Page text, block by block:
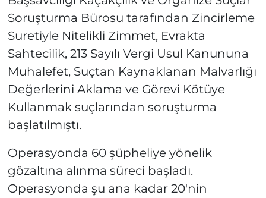
Soruşturma Bürosu tarafından Zincirleme
Suretiyle Nitelikli Zimmet, Evrakta
Sahtecilik, 213 Sayılı Vergi Usul Kanununa
Muhalefet, Suçtan Kaynaklanan Malvarlığı
Değerlerini Aklama ve Görevi Kötüye
Kullanmak suçlarından soruşturma
başlatılmıştı.
Operasyonda 60 şüpheliye yönelik
gözaltına alınma süreci başladı.
Operasyonda şu ana kadar 20'nin